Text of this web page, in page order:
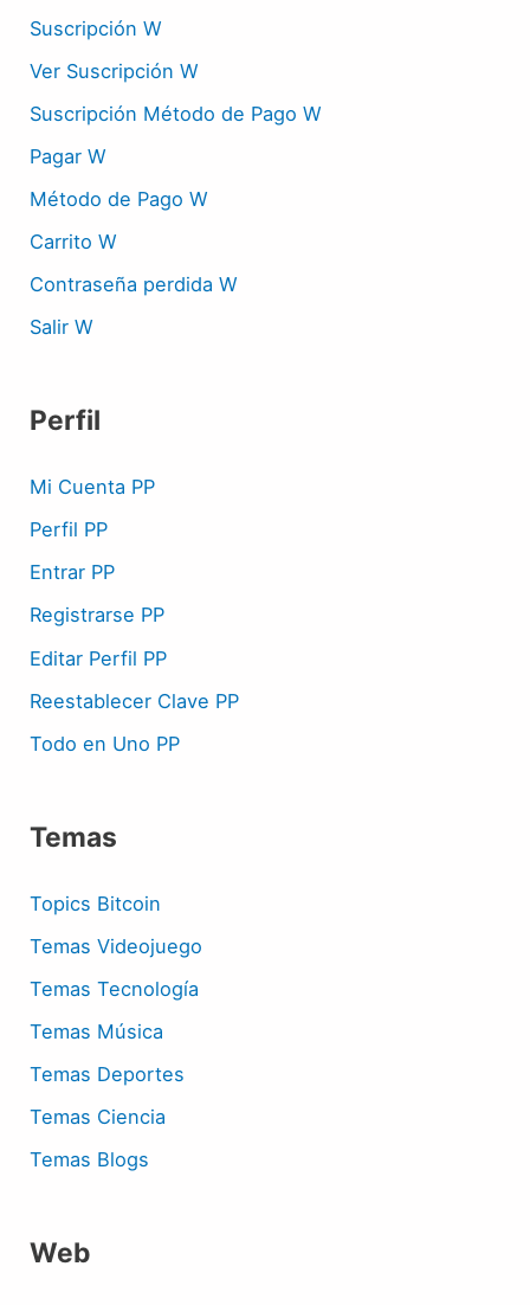
Suscripción W
Ver Suscripción W
Suscripción Método de Pago W
Pagar W
Método de Pago W
Carrito W
Contraseña perdida W
Salir W
Perfil
Mi Cuenta PP
Perfil PP
Entrar PP
Registrarse PP
Editar Perfil PP
Reestablecer Clave PP
Todo en Uno PP
Temas
Topics Bitcoin
Temas Videojuego
Temas Tecnología
Temas Música
Temas Deportes
Temas Ciencia
Temas Blogs
Web